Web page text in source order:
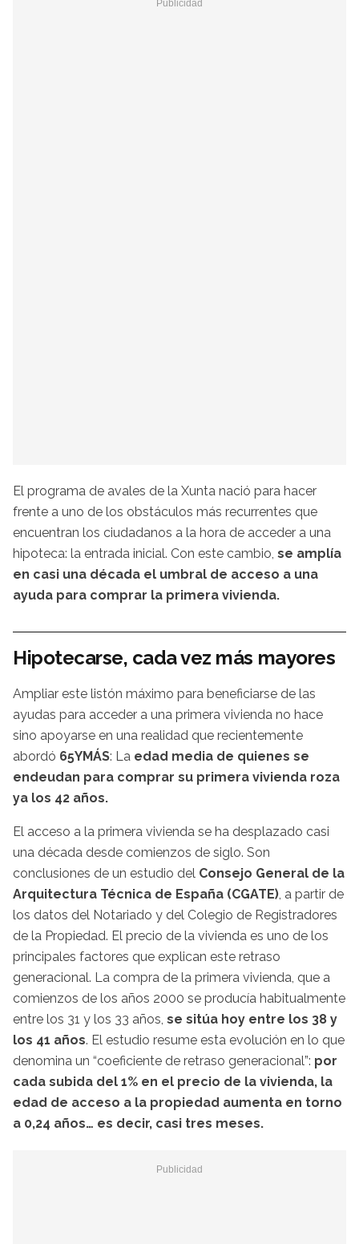
El programa de avales de la Xunta nació para hacer
frente a uno de los obstáculos más recurrentes que
encuentran los ciudadanos a la hora de acceder a una
hipoteca: la entrada inicial. Con este cambio, se amplía
en casi una década el umbral de acceso a una
ayuda para comprar la primera vivienda.
Hipotecarse, cada vez más mayores
Ampliar este listón máximo para beneficiarse de las
ayudas para acceder a una primera vivienda no hace
sino apoyarse en una realidad que recientemente
abordó 65YMÁS: La edad media de quienes se
endeudan para comprar su primera vivienda roza
ya los 42 años.
El acceso a la primera vivienda se ha desplazado casi
una década desde comienzos de siglo. Son
conclusiones de un estudio del Consejo General de la
Arquitectura Técnica de España (CGATE), a partir de
los datos del Notariado y del Colegio de Registradores
de la Propiedad. El precio de la vivienda es uno de los
principales factores que explican este retraso
generacional. La compra de la primera vivienda, que a
comienzos de los años 2000 se producía habitualmente
entre los 31 y los 33 años, se sitúa hoy entre los 38 y
los 41 años. El estudio resume esta evolución en lo que
denomina un “coeficiente de retraso generacional”: por
cada subida del 1% en el precio de la vivienda, la
edad de acceso a la propiedad aumenta en torno
a 0,24 años… es decir, casi tres meses.